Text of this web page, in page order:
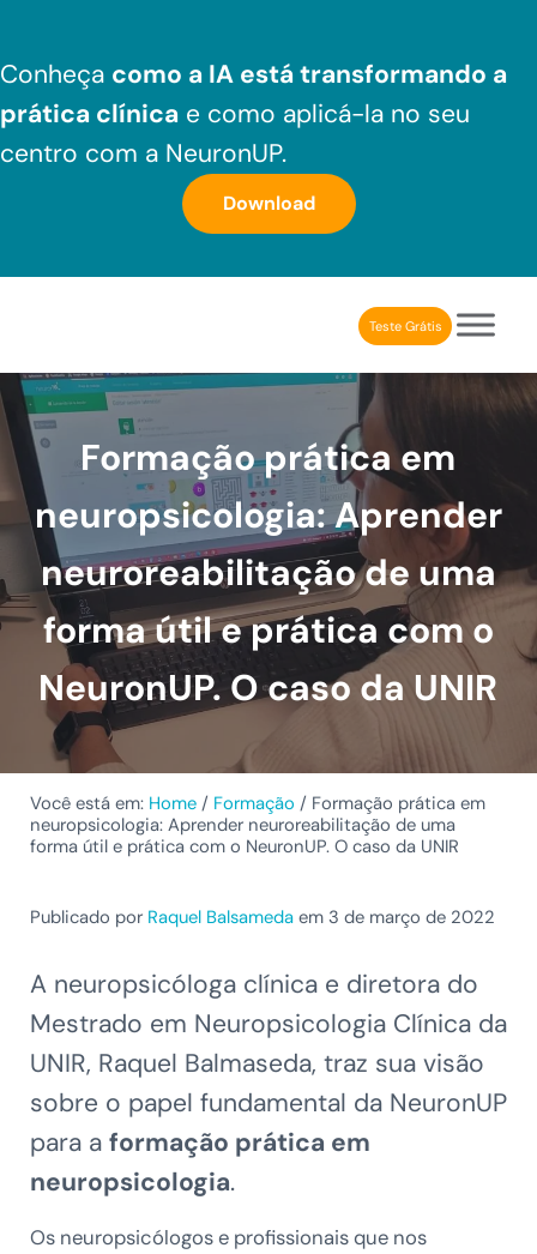
Conheça como a IA está transformando a
prática clínica e como aplicá-la no seu
centro com a NeuronUP.
Download
Aplicativo de estimulação cognitiva para profissionais
Teste Grátis
Formação prática em
neuropsicologia: Aprender
neuroreabilitação de uma
forma útil e prática com o
NeuronUP. O caso da UNIR
Você está em: Home / Formação / Formação prática em
neuropsicologia: Aprender neuroreabilitação de uma
forma útil e prática com o NeuronUP. O caso da UNIR
Publicado por Raquel Balsamedaem 3 de março de 2022
A neuropsicóloga clínica e diretora do
Mestrado em Neuropsicologia Clínica da
UNIR, Raquel Balmaseda, traz sua visão
sobre o papel fundamental da NeuronUP
para a formação prática em
neuropsicologia.
Os neuropsicólogos e profissionais que nos